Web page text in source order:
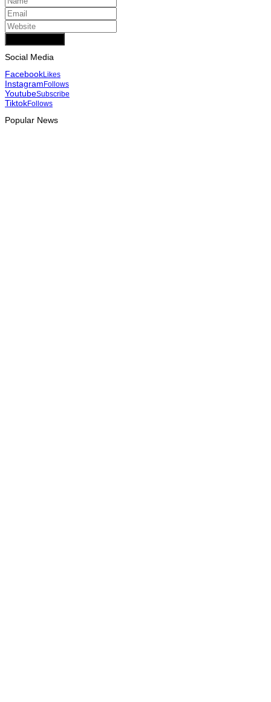
Social Media
FacebookLikes
InstagramFollows
YoutubeSubscribe
TiktokFollows
Popular News